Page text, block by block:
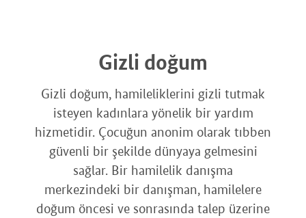
Gizli doğum
Gizli doğum, hamileliklerini gizli tutmak
isteyen kadınlara yönelik bir yardım
hizmetidir. Çocuğun anonim olarak tıbben
güvenli bir şekilde dünyaya gelmesini
sağlar. Bir hamilelik danışma
merkezindeki bir danışman, hamilelere
doğum öncesi ve sonrasında talep üzerine